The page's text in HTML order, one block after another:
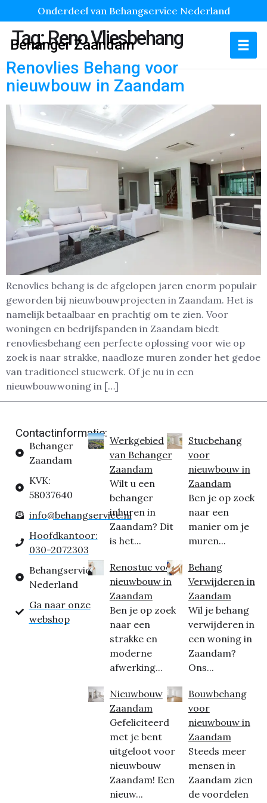
Onderdeel van Behangservice Nederland
Behanger Zaandam
Tag:Reno Vliesbehang
Renovlies Behang voor
nieuwbouw in Zaandam
Renovlies behang is de afgelopen jaren enorm populair
geworden bij nieuwbouwprojecten in Zaandam. Het is
namelijk betaalbaar en prachtig om te zien. Voor
woningen en bedrijfspanden in Zaandam biedt
renovliesbehang een perfecte oplossing voor wie op
zoek is naar strakke, naadloze muren zonder het gedoe
van traditioneel stucwerk. Of je nu in een
nieuwbouwwoning in […]
Contactinformatie:
Behanger
Zaandam
KVK:
58037640
info@behangservice.nl
Hoofdkantoor:
030-2072303
Behangservice
Nederland
Ga naar onze
webshop
Werkgebied
van Behanger
Zaandam
Wilt u een
behanger
inhuren in
Zaandam? Dit
is het...
Renostuc voor
nieuwbouw in
Zaandam
Ben je op zoek
naar een
strakke en
moderne
afwerking...
Nieuwbouw
Zaandam
Gefeliciteerd
met je bent
uitgeloot voor
nieuwbouw
Zaandam! Een
nieuw...
Stucbehang
voor
nieuwbouw in
Zaandam
Ben je op zoek
naar een
manier om je
muren...
Behang
Verwijderen in
Zaandam
Wil je behang
verwijderen in
een woning in
Zaandam?
Ons...
Bouwbehang
voor
nieuwbouw in
Zaandam
Steeds meer
mensen in
Zaandam zien
de voordelen